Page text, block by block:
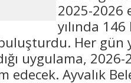
2025-2026
yılında
Her gün
uygulama,
edecek. Ayvalık